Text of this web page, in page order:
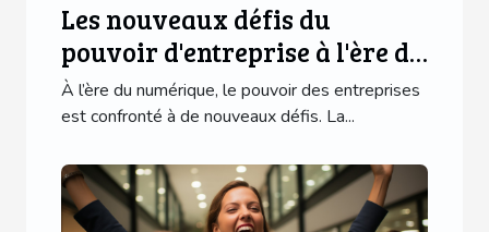
Les nouveaux défis du
pouvoir d'entreprise à l'ère du
numérique
À l’ère du numérique, le pouvoir des entreprises
est confronté à de nouveaux défis. La...